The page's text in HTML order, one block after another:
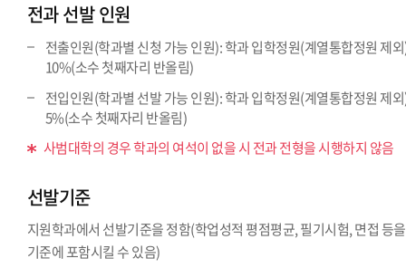
전과 선발 인원
전출인원(학과별 신청 가능 인원): 학과 입학정원(계열통합정원 제
10%(소수 첫째자리 반올림)
전입인원(학과별 선발 가능 인원): 학과 입학정원(계열통합정원 제
5%(소수 첫째자리 반올림)
사범대학의 경우 학과의 여석이 없을 시 전과 전형을 시행하지 않음
선발기준
지원학과에서 선발기준을 정함(학업성적 평점평균, 필기시험, 면접 등을
기준에 포함시킬 수 있음)